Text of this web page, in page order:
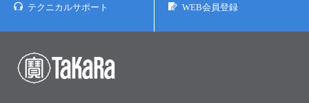
テクニカルサポート WEB会員登録